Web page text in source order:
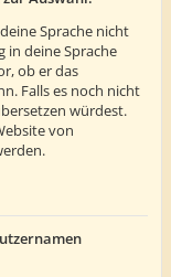
Sprache nicht
in deine Sprache
ob er das
Falls es noch nicht
würdest.
von